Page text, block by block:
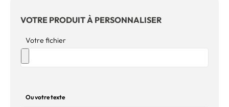
VOTRE PRODUIT À PERSONNALISER
Votre fichier
Ou votre texte